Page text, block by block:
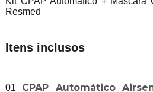
Resmed
Itens inclusos
01 CPAP Automático